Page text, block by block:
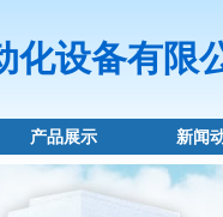
化设备有限
产品展示 新闻